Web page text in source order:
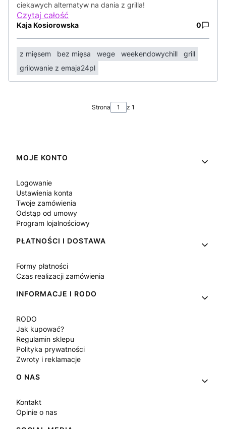
ciekawych alternatyw na dania z grilla!
Czytaj całość
Kaja Kosiorowska 0
z mięsem bez mięsa wege weekendowychill
grill
grilowanie z emaja24pl
Strona z 1
Linki w stopce
MOJE KONTO
Logowanie
Ustawienia konta
Twoje zamówienia
Odstąp od umowy
Program lojalnościowy
PŁATNOŚCI I DOSTAWA
Formy płatności
Czas realizacji zamówienia
INFORMACJE I RODO
RODO
Jak kupować?
Regulamin sklepu
Polityka prywatności
Zwroty i reklamacje
O NAS
Kontakt
Opinie o nas